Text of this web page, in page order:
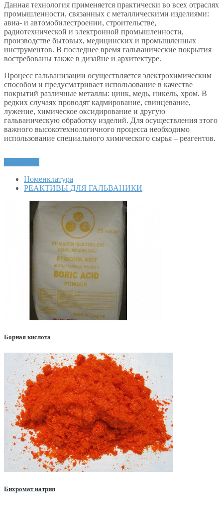
Данная технология применяется практически во всех отраслях
промышленности, связанных с металлическими изделиями:
авиа- и автомобилестроении, строительстве,
радиотехнической и электронной промышленности,
производстве бытовых, медицинских и промышленных
инструментов. В последнее время гальванические покрытия
востребованы также в дизайне и архитектуре.
Процесс гальванизации осуществляется электрохимическим
способом и предусматривает использование в качестве
покрытий различные металлы: цинк, медь, никель, хром. В
редких случаях проводят кадмирование, свинцевание,
лужение, химическое оксидирование и другую
гальваническую обработку изделий. Для осуществления этого
важного высокотехнологичного процесса необходимо
использование специального химического сырья – реагентов.
Номенклатура
РЕАКТИВЫ ДЛЯ ГАЛЬВАНИКИ
Борная кислота
Бихромат натрия